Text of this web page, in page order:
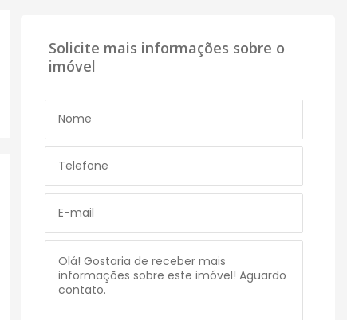
Solicite mais informações sobre o
imóvel